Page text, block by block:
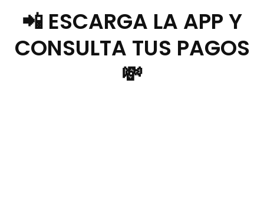
📲 ESCARGA LA APP Y
CONSULTA TUS PAGOS
💸